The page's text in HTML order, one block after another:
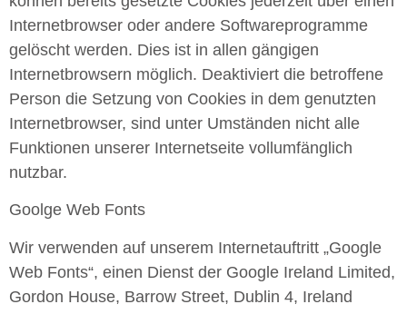
Internetbrowser oder andere Softwareprogramme
gelöscht werden. Dies ist in allen gängigen
Internetbrowsern möglich. Deaktiviert die betroffene
Person die Setzung von Cookies in dem genutzten
Internetbrowser, sind unter Umständen nicht alle
Funktionen unserer Internetseite vollumfänglich
nutzbar.
Goolge Web Fonts
Wir verwenden auf unserem Internetauftritt „Google
Web Fonts“, einen Dienst der Google Ireland Limited,
Gordon House, Barrow Street, Dublin 4, Ireland